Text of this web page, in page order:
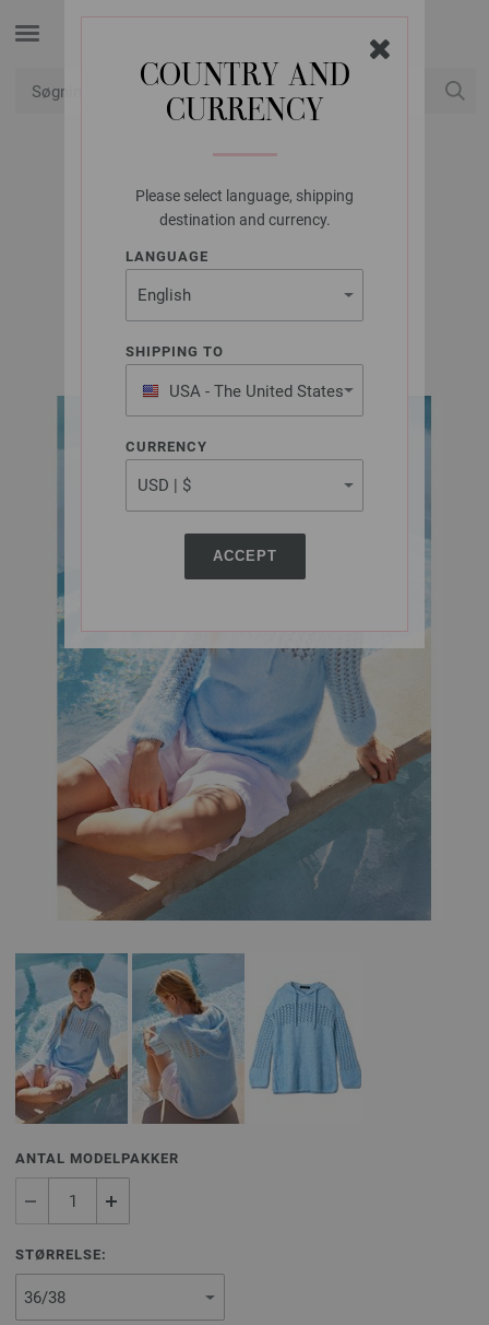
COUNTRY AND
CURRENCY
Please select language, shipping
destination and currency.
LANGUAGE
SHIPPING TO
USA - The United States
of America
CURRENCY
ACCEPT
LANA GROSSA
HOODIE FINITO
FILATI Journal No. 71 | Model 36
ANTAL MODELPAKKER
STØRRELSE: